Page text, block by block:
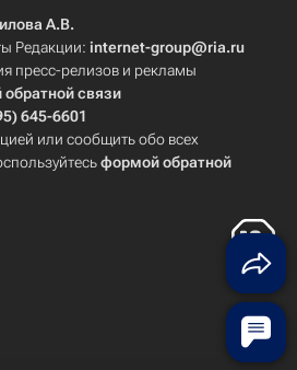
А.В.
Редакции: internet-group@ria.ru
пресс-релизов и рекламы
связи
645-6601
или сообщить обо всех
формой обратной